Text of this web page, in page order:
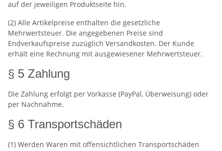
auf der jeweiligen Produktseite hin.
(2) Alle Artikelpreise enthalten die gesetzliche
Mehrwertsteuer. Die angegebenen Preise sind
Endverkaufspreise zuzüglich Versandkosten. Der Kunde
erhält eine Rechnung mit ausgewiesener Mehrwertsteuer.
§ 5 Zahlung
Die Zahlung erfolgt per Vorkasse (PayPal, Überweisung) oder
per Nachnahme.
§ 6 Transportschäden
(1) Werden Waren mit offensichtlichen Transportschäden